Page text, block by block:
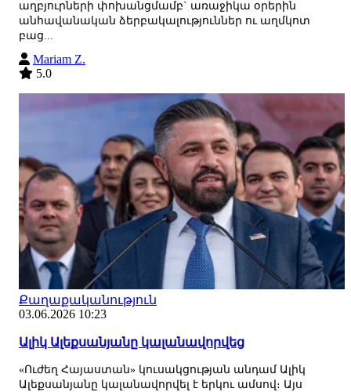
աղբյուրների փոխանցմամբ` առաջիկա օրերին
անհավանական ձերբակալություններ ու աղմկոտ
բաց...
Mariam Z.
5.0
Քաղաքականություն
03.06.2026 10:23
Ալիկ Ալեքսանյանը կալանավորվեց
«Ուժեղ Հայաստան» կուսակցության անդամ Ալիկ
Ալեքսանյանը կալանավորվել է երկու ամսով։ Այս